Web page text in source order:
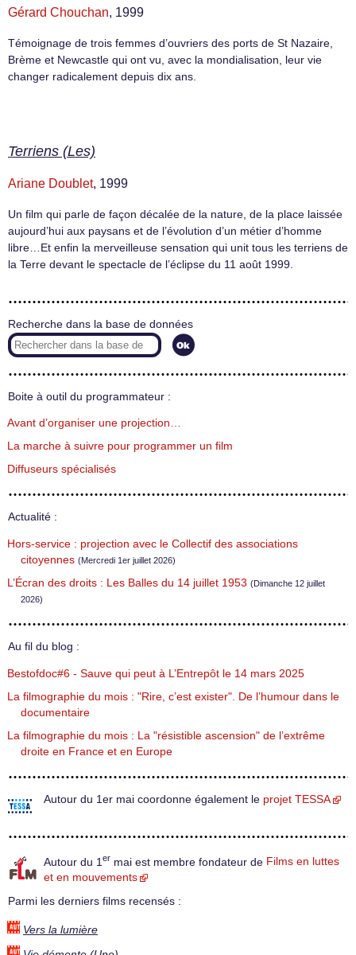
Gérard Chouchan, 1999
Témoignage de trois femmes d’ouvriers des ports de St Nazaire,
Brème et Newcastle qui ont vu, avec la mondialisation, leur vie
changer radicalement depuis dix ans.
Terriens (Les)
Ariane Doublet, 1999
Un film qui parle de façon décalée de la nature, de la place laissée
aujourd’hui aux paysans et de l’évolution d’un métier d’homme
libre…Et enfin la merveilleuse sensation qui unit tous les terriens de
la Terre devant le spectacle de l’éclipse du 11 août 1999.
Recherche dans la base de données
Boite à outil du programmateur :
Avant d’organiser une projection…
La marche à suivre pour programmer un film
Diffuseurs spécialisés
Actualité :
Hors-service : projection avec le Collectif des associations
citoyennes (Mercredi 1er juillet 2026)
L’Écran des droits : Les Balles du 14 juillet 1953 (Dimanche 12 juillet
2026)
Au fil du blog :
Bestofdoc#6 - Sauve qui peut à L’Entrepôt le 14 mars 2025
La filmographie du mois : "Rire, c’est exister". De l’humour dans le
documentaire
La filmographie du mois : La "résistible ascension" de l’extrême
droite en France et en Europe
Autour du 1er mai coordonne également le projet TESSA
Autour du 1 er mai est membre fondateur de Films en luttes
et en mouvements
Parmi les derniers films recensés :
Vers la lumière